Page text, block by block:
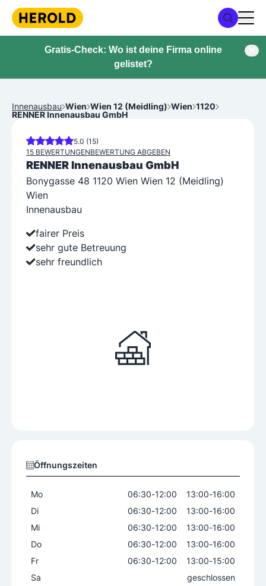
Gratis-Check: Wo ist deine Firma online
gelistet?
Innenausbau Wien Wien 12 (Meidling) Wien 1120
RENNER Innenausbau GmbH
5.0 (15)
15 BEWERTUNGENBEWERTUNG ABGEBEN
RENNER Innenausbau GmbH
Bonygasse 48 1120 Wien Wien 12 (Meidling)
Wien
Innenausbau
fairer Preis
sehr gute Betreuung
sehr freundlich
Öffnungszeiten
Mo 06:30-12:00 13:00-16:00
Di
06:30-12:00 13:00-16:00
Mi
06:30-12:00 13:00-16:00
Do
06:30-12:00 13:00-16:00
Fr
06:30-12:00 13:00-15:00
Sa
geschlossen